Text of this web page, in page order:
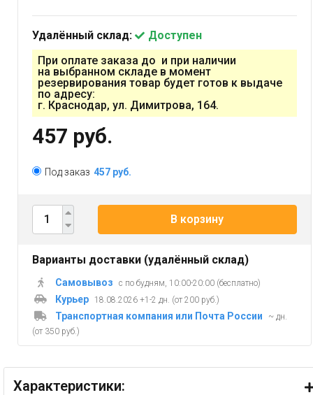
Удалённый склад:
Доступен
При оплате заказа до и при наличии
на выбранном складе в момент
резервирования товар будет готов к выдаче
по адресу:
г. Краснодар, ул. Димитрова, 164.
457 руб.
Под заказ 457 руб.
В корзину
Варианты доставки (удалённый склад)
Самовывоз с по будням, 10:00-20:00 (бесплатно)
Курьер 18.08.2026 +1-2 дн. (от 200 руб.)
Транспортная компания или Почта России
~ дн.
(от 350 руб.)
Характеристики: